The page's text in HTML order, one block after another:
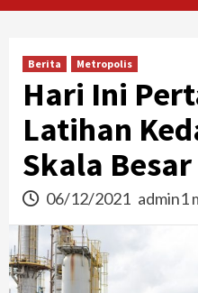
Berita Metropolis
Hari Ini
Latihan
Skala Besar
06/12/2021 admin1